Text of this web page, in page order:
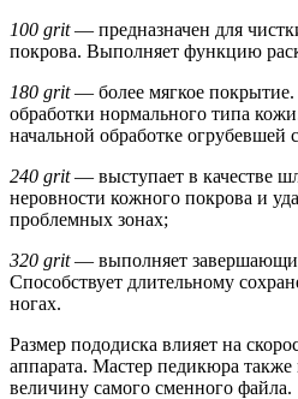
100 grit— предназначен для
покрова. Выполняет функцию
180 grit— более мягкое покрытие.
обработки нормального типа
начальной обработке огрубевшей
240 grit— выступает в качестве
неровности кожного покрова и
проблемных зонах;
320 grit— выполняет
Способствует длительному
ногах.
Размер пододиска влияет на
аппарата. Мастер педикюра
величину самого сменного файла.